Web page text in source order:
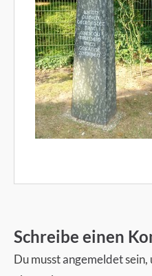
Schreibe einen
Du musstangemeldetsein,